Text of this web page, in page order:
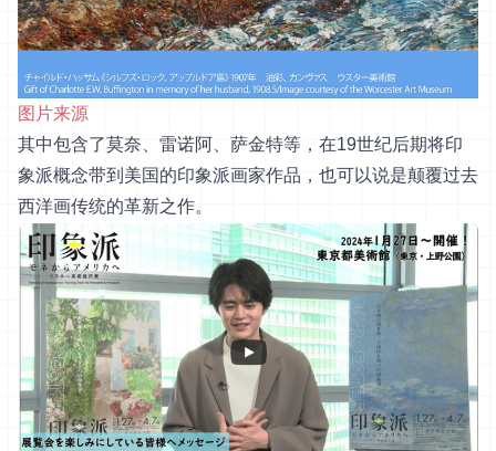
图片来源
其中包含了莫奈、雷诺阿、萨金特等，在19世纪后期将印
象派概念带到美国的印象派画家作品，也可以说是颠覆过去
西洋画传统的革新之作。